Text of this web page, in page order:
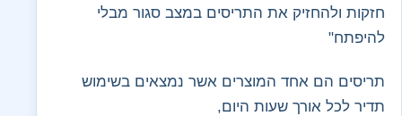
חזקות ולהחזיק את התריסים במצב סגור מבלי
להיפתח"
תריסים הם אחד המוצרים אשר נמצאים בשימוש
תדיר לכל אורך שעות היום,